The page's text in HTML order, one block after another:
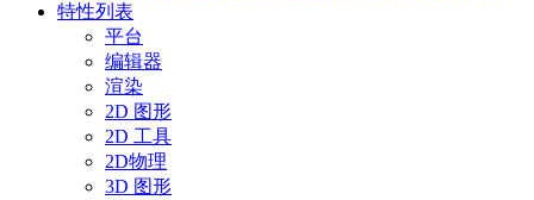
特性列表
平台
编辑器
渲染
2D 图形
2D 工具
2D物理
3D 图形